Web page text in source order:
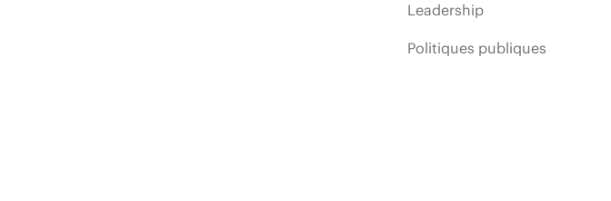
Leadership
Politiques publiques